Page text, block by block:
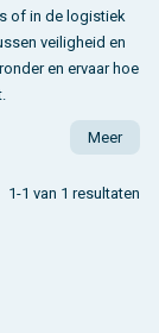
of in de logistiek
veiligheid en
en ervaar hoe
Meer
1-1 van 1 resultaten